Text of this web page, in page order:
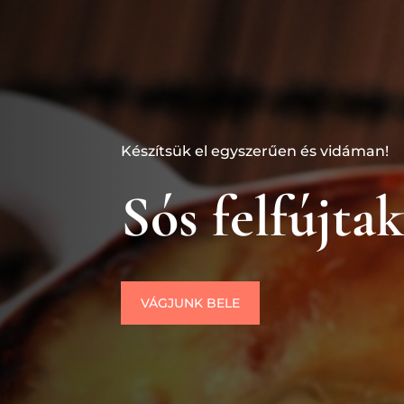
Készítsük el egyszerűen és vidáman!
Sós felfújtak
VÁGJUNK BELE